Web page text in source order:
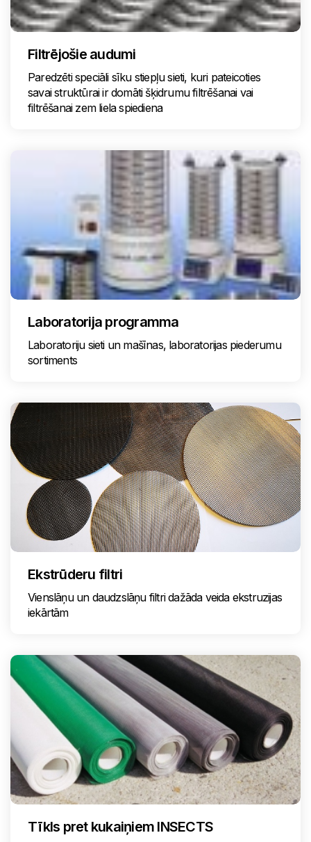
Filtrējošie audumi
Paredzēti speciāli sīku stiepļu sieti, kuri pateicoties
savai struktūrai ir domāti šķidrumu filtrēšanai vai
filtrēšanai zem liela spiediena
Laboratorija programma
Laboratoriju sieti un mašīnas, laboratorijas piederumu
sortiments
Ekstrūderu filtri
Vienslāņu un daudzslāņu filtri dažāda veida ekstruzijas
iekārtām
Tīkls pret kukaiņiem INSECTS